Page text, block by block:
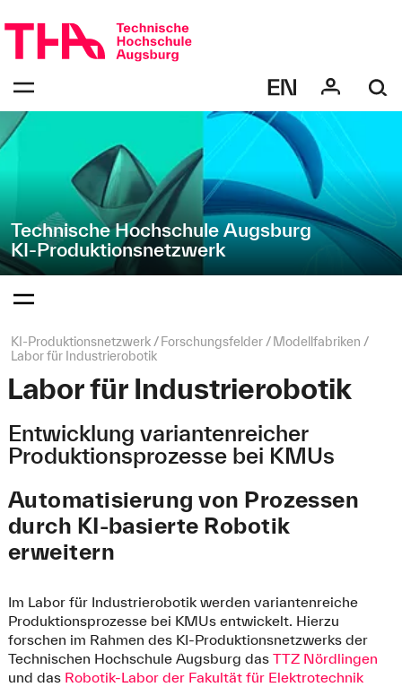
überspringen
zur
Navigation
"KI-
Produktionsnetzwerk"
Technische Hochschule Augsburg
KI-Produktionsnetzwerk
bestätigen
Öffnen
bestätigen
des
Menüs
Seitenpfad:
KI-Produktionsnetzwerk Forschungsfelder
Modellfabriken
Labor für Industrierobotik
Labor für Industrierobotik
Entwicklung variantenreicher
Produktionsprozesse bei KMUs
Automatisierung von Prozessen
durch KI-basierte Robotik
erweitern
Im Labor für Industrierobotik werden variantenreiche
Produktionsprozesse bei KMUs entwickelt. Hierzu
forschen im Rahmen des KI-Produktionsnetzwerks der
Technischen Hochschule Augsburg das TTZ Nördlingen
und das Robotik-Labor der Fakultät für Elektrotechnik